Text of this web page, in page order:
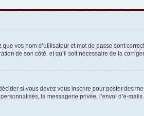
vos nom d’utilisateur et mot de passe sont
de son côté, et qu’il soit nécessaire de la corriger.
si vous devez vous inscrire pour poster des
la messagerie privée, l’envoi d’e-